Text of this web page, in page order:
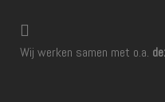
Wij werken samen met o.a.